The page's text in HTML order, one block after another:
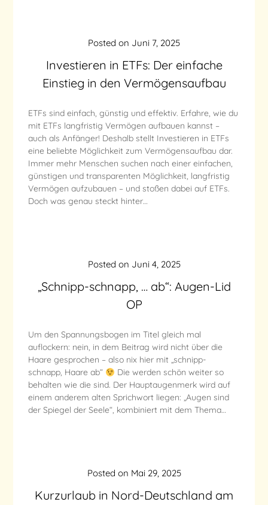
Investieren in ETFs: Der einfache
Einstieg in den Vermögensaufbau
Posted on Juni 7, 2025
ETFs sind einfach, günstig und effektiv. Erfahre, wie du
mit ETFs langfristig Vermögen aufbauen kannst –
auch als Anfänger! Deshalb stellt Investieren in ETFs
eine beliebte Möglichkeit zum Vermögensaufbau dar.
Immer mehr Menschen suchen nach einer einfachen,
günstigen und transparenten Möglichkeit, langfristig
Vermögen aufzubauen – und stoßen dabei auf ETFs.
Doch was genau steckt hinter…
„Schnipp-schnapp, … ab“: Augen-Lid
OP
Posted on Juni 4, 2025
Um den Spannungsbogen im Titel gleich mal
auflockern: nein, in dem Beitrag wird nicht über die
Haare gesprochen – also nix hier mit „schnipp-
schnapp, Haare ab“
Die werden schön weiter so
behalten wie die sind. Der Hauptaugenmerk wird auf
einem anderem alten Sprichwort liegen: „Augen sind
der Spiegel der Seele“, kombiniert mit dem Thema…
Kurzurlaub in Nord-Deutschland am
Posted on Mai 29, 2025